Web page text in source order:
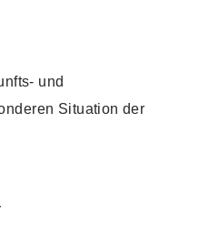
und
Situation der